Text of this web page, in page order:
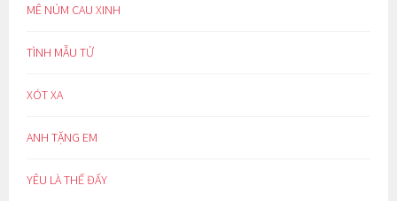
MÊ NÚM CAU XINH
TÌNH MẪU TỬ
XÓT XA
ANH TẶNG EM
YÊU LÀ THẾ ĐẤY